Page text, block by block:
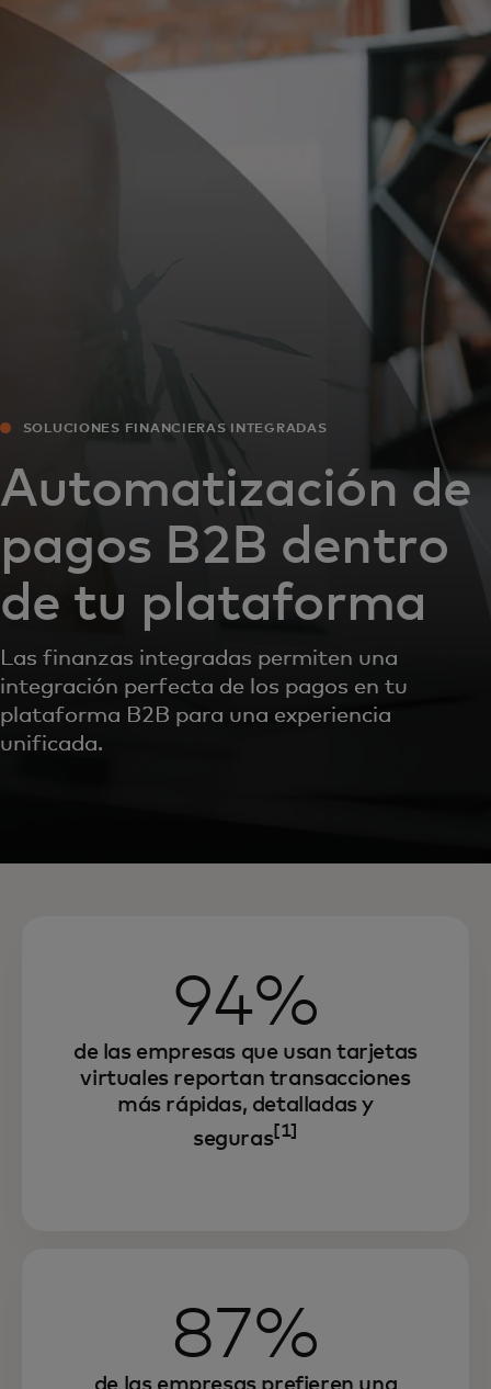
Para ti
Para empresas
SOLUCIONES FINANCIERAS INTEGRADAS
Automatización de
pagos B2B dentro
de tu plataforma
Las finanzas integradas permiten una
integración perfecta de los pagos en tu
plataforma B2B para una experiencia
unificada.
94%
de las empresas que usan tarjetas
virtuales reportan transacciones
más rápidas, detalladas y
seguras[1]
87%
de las empresas prefieren una